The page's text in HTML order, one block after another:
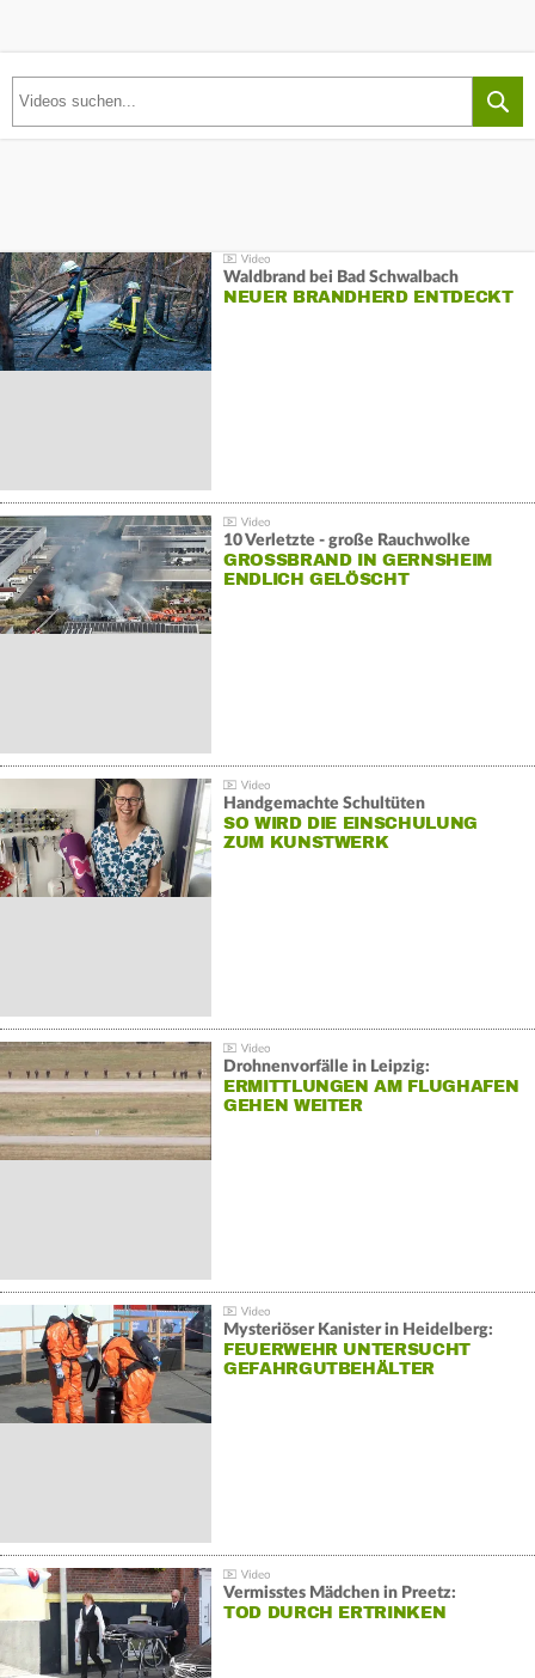
Waldbrand bei Bad Schwalbach
NEUER BRANDHERD ENTDECKT
10 Verletzte - große Rauchwolke
GROSSBRAND IN GERNSHEIM E
NDLICH GELÖSCHT
Handgemachte Schultüten
SO WIRD DIE EINSCHULUNG
ZUM KUNSTWERK
Drohnenvorfälle in Leipzig:
ERMITTLUNGEN AM FLUGHAFEN
GEHEN WEITER
Mysteriöser Kanister in Heidelberg:
FEUERWEHR UNTERSUCHT
GEFAHRGUTBEHÄLTER
Vermisstes Mädchen in Preetz:
TOD DURCH ERTRINKEN